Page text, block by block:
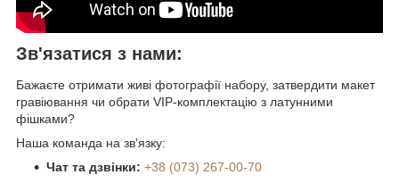
Зв'язатися з нами:
Бажаєте отримати живі фотографії набору, затвердити макет
гравіювання чи обрати VIP-комплектацію з латунними
фішками?
Наша команда на зв'язку:
Чат та дзвінки: +38 (073) 267-00-70